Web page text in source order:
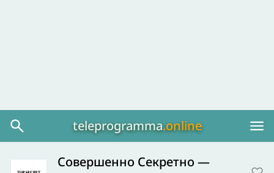
teleprogramma.online
Совершенно Секретно —